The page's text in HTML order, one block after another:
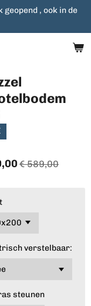
, ook in de
€ 589,00
verstelbaar:
steunen